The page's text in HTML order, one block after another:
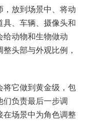
放到场景中、将动
、车辆、摄像头和
给动物和生物做动
头部与外观比例，
将它做到黄金级，包
们负责最后一步调
在场景中为角色调整